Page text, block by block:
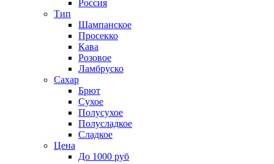
Россия
Тип
Шампанское
Просекко
Кава
Розовое
Ламбруско
Сахар
Брют
Сухое
Полусухое
Полусладкое
Сладкое
Цена
До 1000 руб